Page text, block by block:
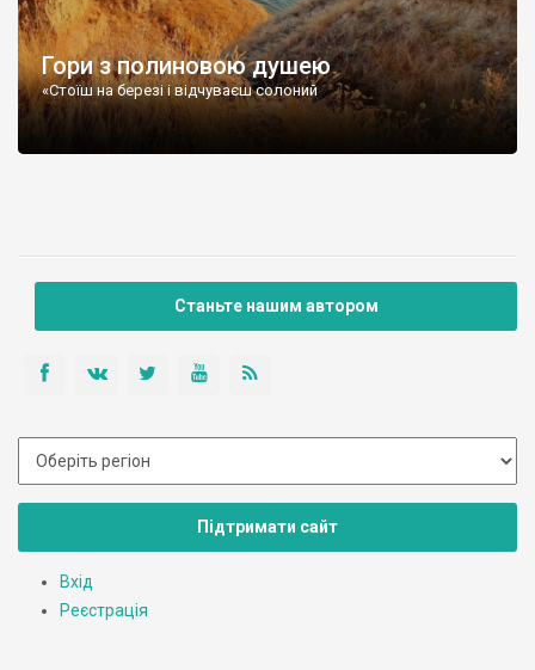
Гори з полиновою душею
«Стоїш на березі і відчуваєш солоний
Станьте нашим автором
Підтримати сайт
Вхід
Реєстрація